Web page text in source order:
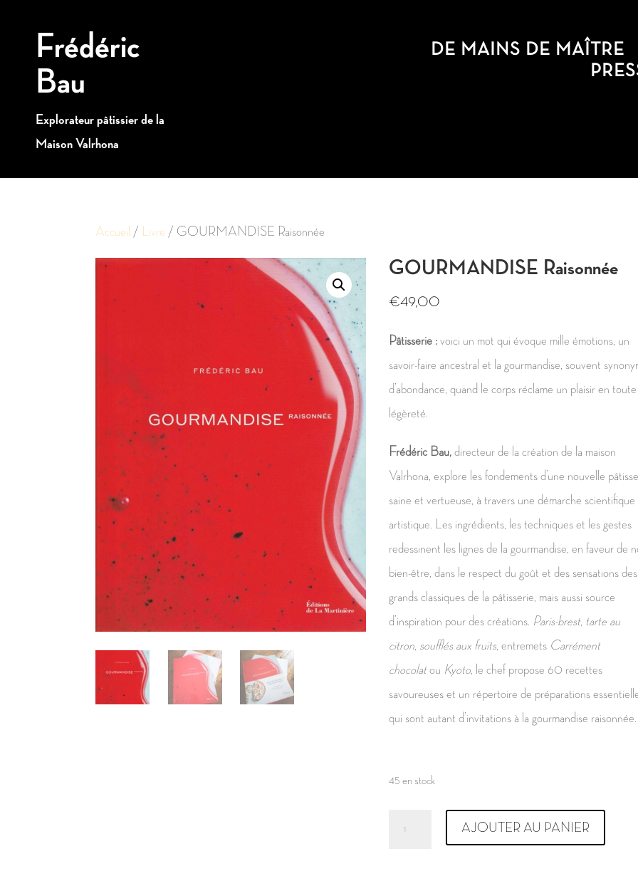
Frédéric
Bau
Explorateur pâtissier de la
Maison Valrhona
DE MAINS DE MAÎTRE
Accueil / Livre / GOURMANDISE Raisonnée
GOURMANDISE Raisonnée
€49,00
Pâtisserie : voici un mot qui évoque mille émotions, un
savoir-faire ancestral et la gourmandise, souvent
d’abondance, quand le corps réclame un plaisir en toute
légèreté.
Frédéric Bau, directeur de la création de la maison
Valrhona, explore les fondements d’une nouvelle
saine et vertueuse, à travers une démarche
artistique. Les ingrédients, les techniques et les gestes
redessinent les lignes de la gourmandise, en faveur de
bien-être, dans le respect du goût et des sensations des
grands classiques de la pâtisserie, mais aussi source
d’inspiration pour des créations. Paris-brest tarte au
citron soufflés aux fruits , entremets Carrément
chocolat ou Kyoto , le chef propose 60 recettes
savoureuses et un répertoire de préparations
qui sont autant d’invitations à la gourmandise raisonnée.
45 en stock
AJOUTER AU PANIER